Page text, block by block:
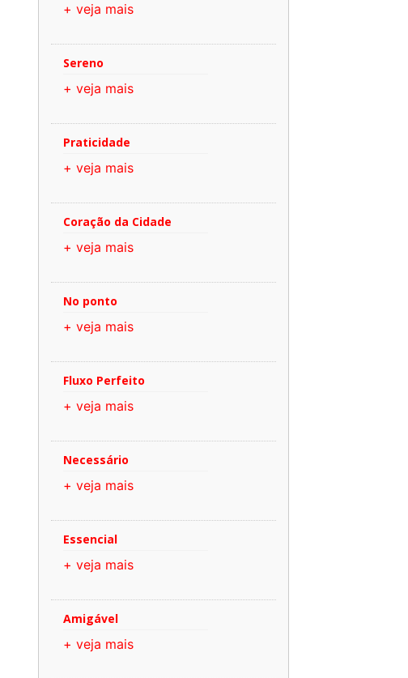
+ veja mais
Sereno
+ veja mais
Praticidade
+ veja mais
Coração da Cidade
+ veja mais
No ponto
+ veja mais
Fluxo Perfeito
+ veja mais
Necessário
+ veja mais
Essencial
+ veja mais
Amigável
+ veja mais